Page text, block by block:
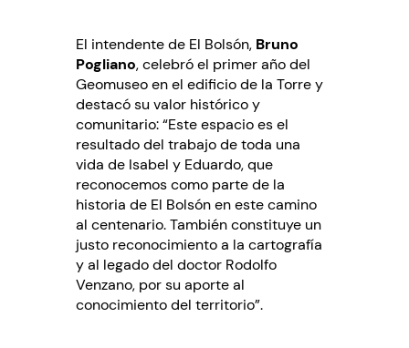
El intendente de El Bolsón, Bruno
Pogliano, celebró el primer año del
Geomuseo en el edificio de la Torre y
destacó su valor histórico y
comunitario: “Este espacio es el
resultado del trabajo de toda una
vida de Isabel y Eduardo, que
reconocemos como parte de la
historia de El Bolsón en este camino
al centenario. También constituye un
justo reconocimiento a la cartografía
y al legado del doctor Rodolfo
Venzano, por su aporte al
conocimiento del territorio”.